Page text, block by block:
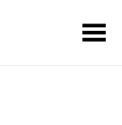
Toggle Menu